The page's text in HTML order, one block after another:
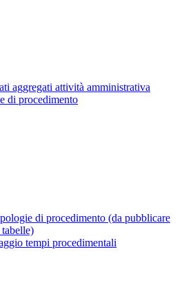
aggregati attività amministrativa
di procedimento
di procedimento (da pubblicare
tempi procedimentali